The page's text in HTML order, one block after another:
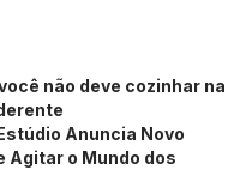
não deve cozinhar na
Anuncia Novo
Agitar o Mundo dos